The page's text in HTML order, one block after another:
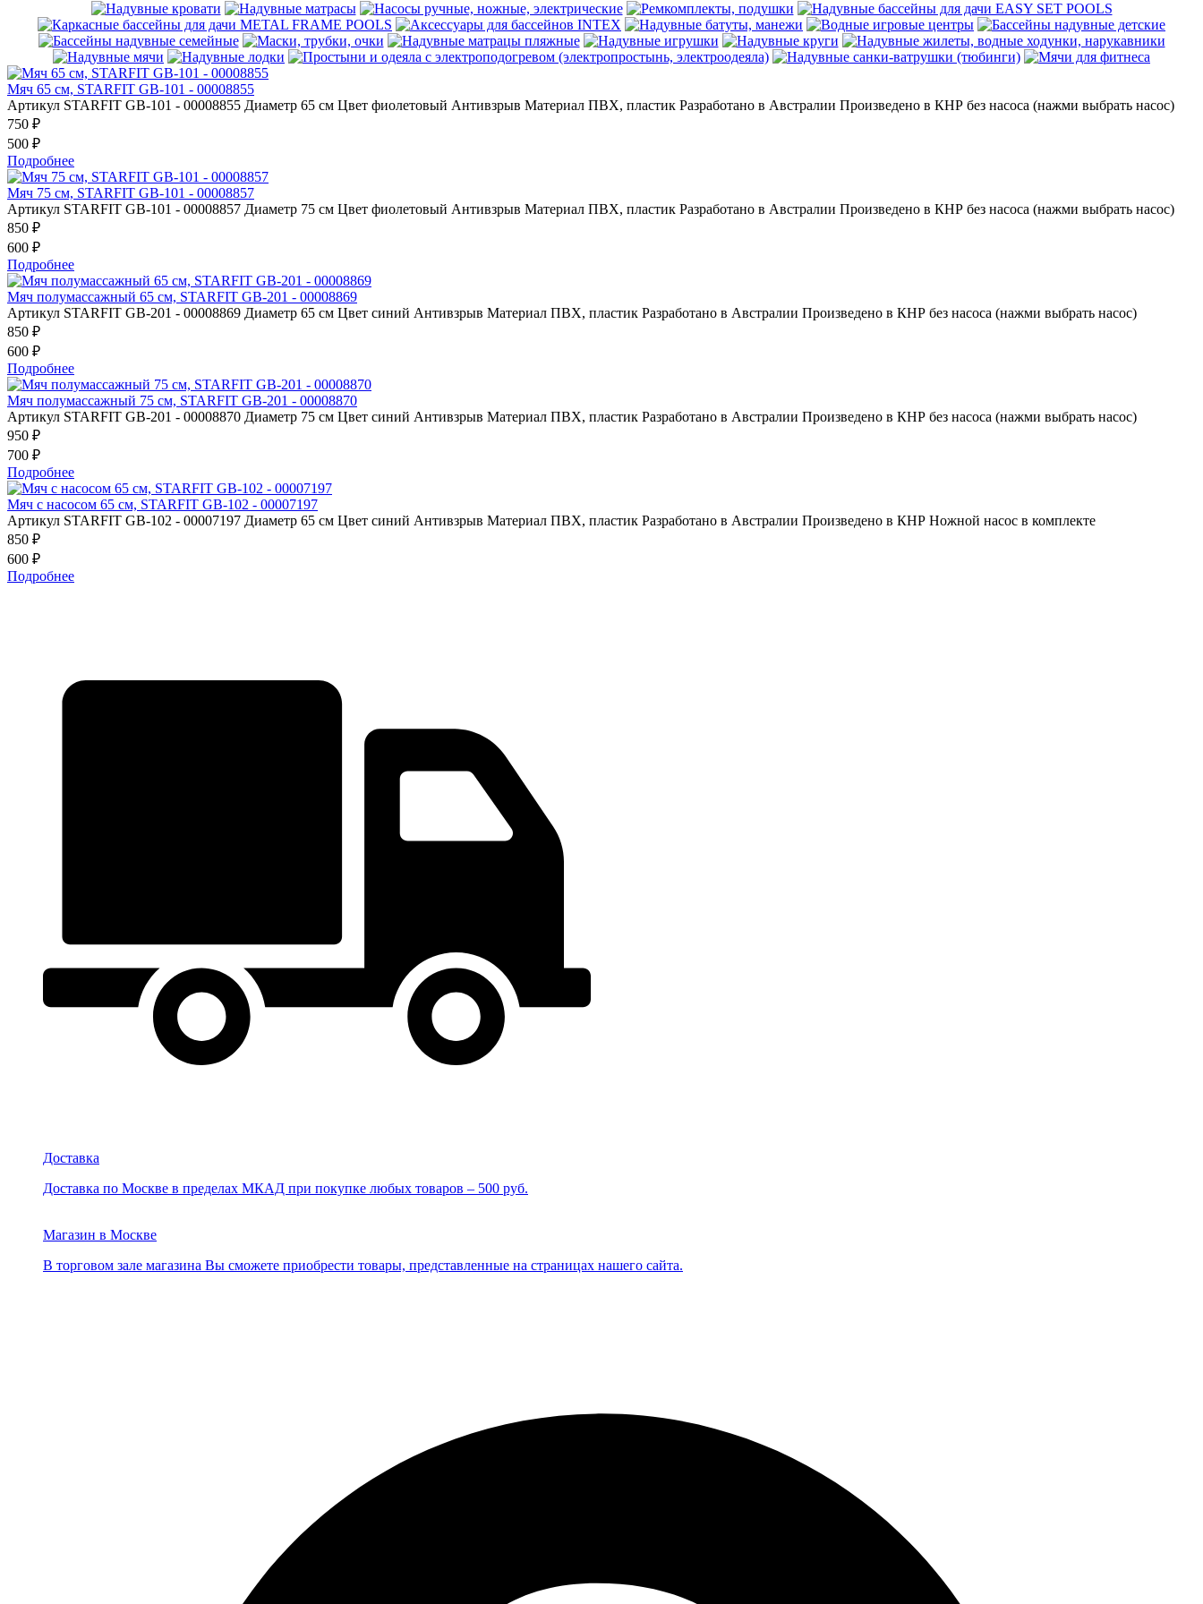
Мяч 65 см, STARFIT GB-101 - 00008855
Артикул STARFIT GB-101 - 00008855 Диаметр 65 см Цвет фиолетовый Антивзрыв Материал ПВХ, пластик Разработано в Австралии Произведено в КНР без насоса (нажми выбрать насос)
750 ₽
500 ₽
Подробнее
Мяч 75 см, STARFIT GB-101 - 00008857
Артикул STARFIT GB-101 - 00008857 Диаметр 75 см Цвет фиолетовый Антивзрыв Материал ПВХ, пластик Разработано в Австралии Произведено в КНР без насоса (нажми выбрать насос)
850 ₽
600 ₽
Подробнее
Мяч полумассажный 65 см, STARFIT GB-201 - 00008869
Артикул STARFIT GB-201 - 00008869 Диаметр 65 см Цвет синий Антивзрыв Материал ПВХ, пластик Разработано в Австралии Произведено в КНР без насоса (нажми выбрать насос)
850 ₽
600 ₽
Подробнее
Мяч полумассажный 75 см, STARFIT GB-201 - 00008870
Артикул STARFIT GB-201 - 00008870 Диаметр 75 см Цвет синий Антивзрыв Материал ПВХ, пластик Разработано в Австралии Произведено в КНР без насоса (нажми выбрать насос)
950 ₽
700 ₽
Подробнее
Мяч с насосом 65 см, STARFIT GB-102 - 00007197
Артикул STARFIT GB-102 - 00007197 Диаметр 65 см Цвет синий Антивзрыв Материал ПВХ, пластик Разработано в Австралии Произведено в КНР Ножной насос в комплекте
850 ₽
600 ₽
Подробнее
Доставка
Доставка по Москве в пределах МКАД при покупке любых товаров – 500 руб.
Магазин в Москве
В торговом зале магазина Вы сможете приобрести товары, представленные на страницах нашего сайта.